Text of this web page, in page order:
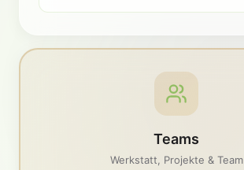
Teams
Werkstatt, Projekte & Team